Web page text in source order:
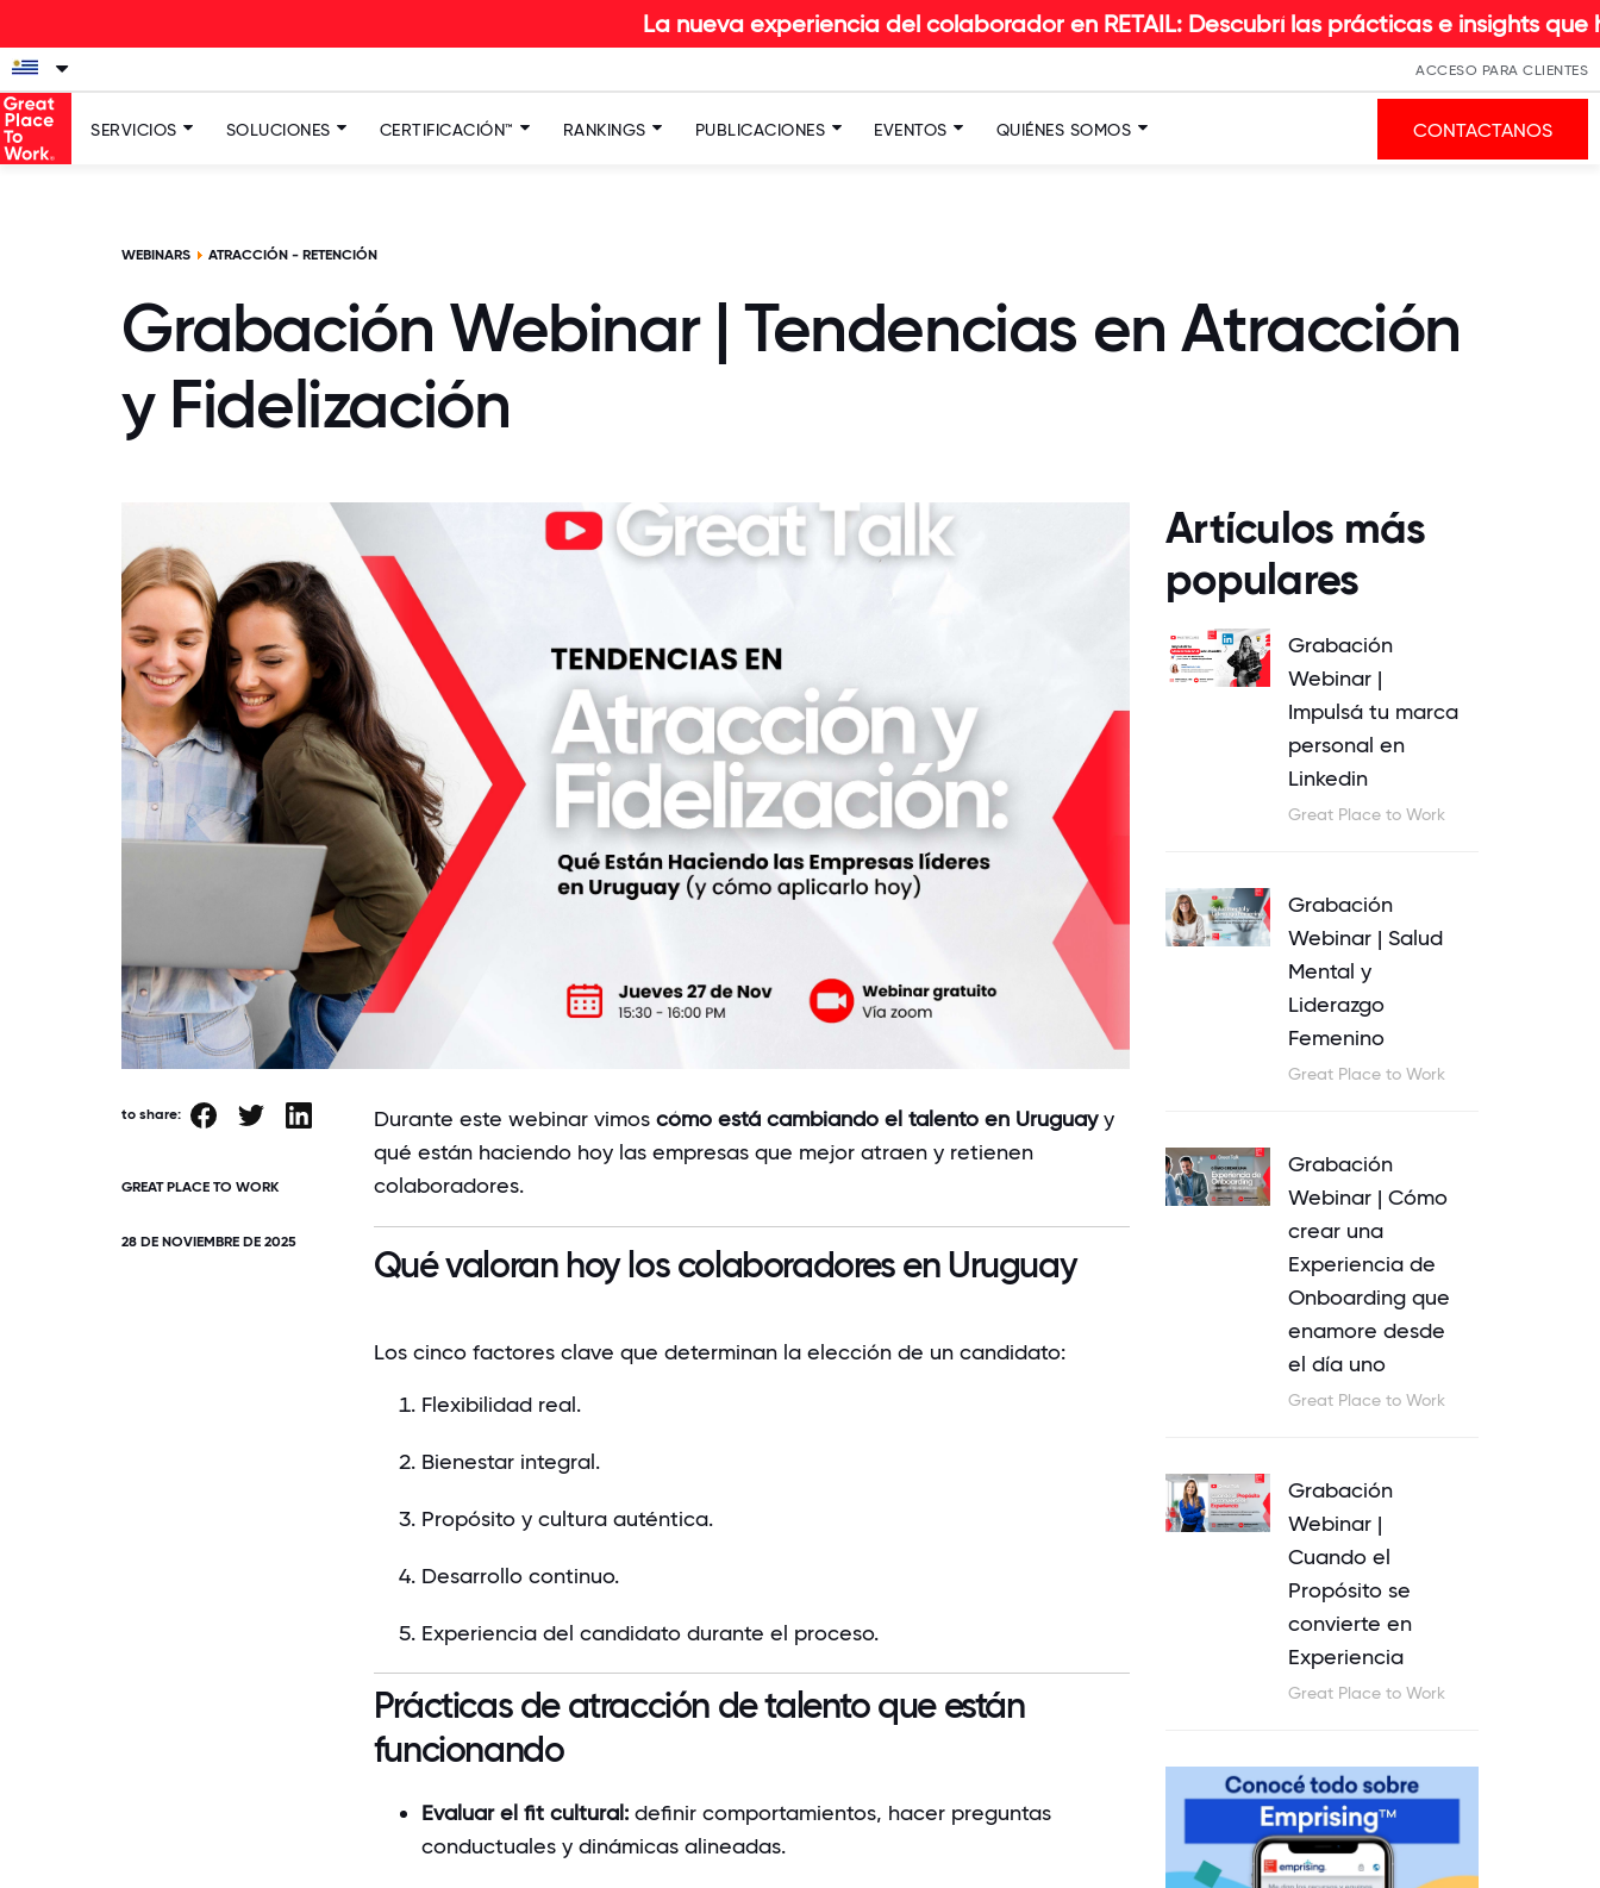
La nueva experiencia del colaborador en RETAIL: Descubrí las prácticas e insights que hacen la
ACCESO PARA CLIENTES
SERVICIOS SOLUCIONES CERTIFICACIÓN™ RANKINGS PUBLICACIONES EVENTOS QUIÉNES SOMOS CONTACTANOS
WEBINARS ATRACCIÓN - RETENCIÓN
Grabación Webinar | Tendencias en Atracción
y Fidelización
to share:
GREAT PLACE TO WORK
28 DE NOVIEMBRE DE 2025
Durante este webinar vimos cómo está cambiando el talento en Uruguayy
qué están haciendo hoy las empresas que mejor atraen y retienen
colaboradores.
Qué valoran hoy los colaboradores en Uruguay
Los cinco factores clave que determinan la elección de un candidato:
Flexibilidad real.
Bienestar integral.
Propósito y cultura auténtica.
Desarrollo continuo.
Experiencia del candidato durante el proceso.
Prácticas de atracción de talento que están
funcionando
Evaluar el fit cultural:definir comportamientos, hacer preguntas
conductuales y dinámicas alineadas.
Artículos más
populares
Grabación
Webinar |
Impulsá tu marca
personal en
Linkedin
Great Place to Work
Grabación
Webinar | Salud
Mental y
Liderazgo
Femenino
Great Place to Work
Grabación
Webinar | Cómo
crear una
Experiencia de
Onboarding que
enamore desde
el día uno
Great Place to Work
Grabación
Webinar |
Cuando el
Propósito se
convierte en
Experiencia
Great Place to Work